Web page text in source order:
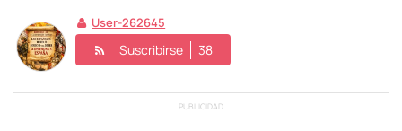
User-262645
Suscribirse 38
PUBLICIDAD